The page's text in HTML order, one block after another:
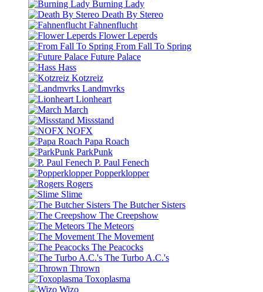
Burning Lady
Death By Stereo
Fahnenflucht
Flower Leperds
From Fall To Spring
Future Palace
Hass
Kotzreiz
Landmvrks
Lionheart
March
Missstand
NOFX
Papa Roach
ParkPunk
P. Paul Fenech
Popperklopper
Rogers
Slime
The Butcher Sisters
The Creepshow
The Meteors
The Movement
The Peacocks
The Turbo A.C.'s
Thrown
Toxoplasma
Wizo